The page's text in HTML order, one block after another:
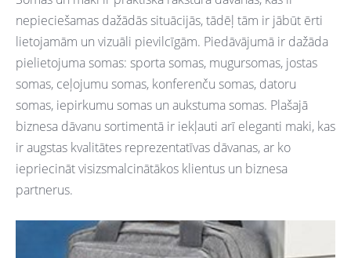
nepieciešamas dažādās situācijās, tādēļ tām ir jābūt ērti
lietojamām un vizuāli pievilcīgām. Piedāvājumā ir dažāda
pielietojuma somas: sporta somas, mugursomas, jostas
somas, ceļojumu somas, konferenču somas, datoru
somas, iepirkumu somas un aukstuma somas. Plašajā
biznesa dāvanu sortimentā ir iekļauti arī eleganti maki, kas
ir augstas kvalitātes reprezentatīvas dāvanas, ar ko
iepriecināt visizsmalcinātākos klientus un biznesa
partnerus.